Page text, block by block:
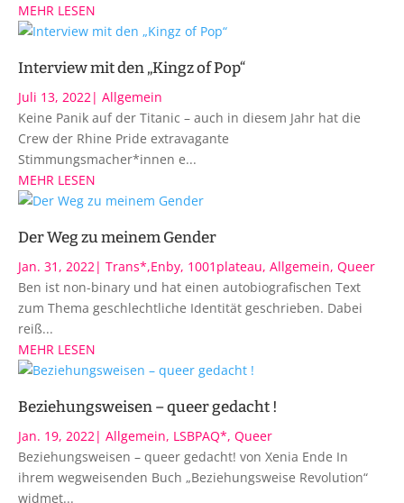
MEHR LESEN
Interview mit den „Kingz of Pop“
Juli 13, 2022 | Allgemein
Keine Panik auf der Titanic – auch in diesem Jahr hat die
Crew der Rhine Pride extravagante
Stimmungsmacher*innen e...
MEHR LESEN
Der Weg zu meinem Gender
Jan. 31, 2022 | Trans*,Enby, 1001plateau, Allgemein, Queer
Ben ist non-binary und hat einen autobiografischen Text
zum Thema geschlechtliche Identität geschrieben. Dabei
reiß...
MEHR LESEN
Beziehungsweisen – queer gedacht !
Jan. 19, 2022 | Allgemein, LSBPAQ*, Queer
Beziehungsweisen – queer gedacht! von Xenia Ende In
ihrem wegweisenden Buch „Beziehungsweise Revolution“
widmet...